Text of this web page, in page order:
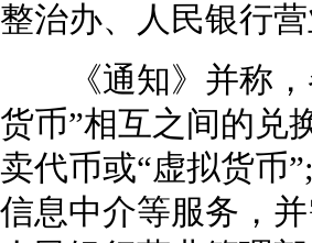
整治办、人民银行
《通知》并称，
货币”相互之间的兑
卖代币或“虚拟货币
信息中介等服务，